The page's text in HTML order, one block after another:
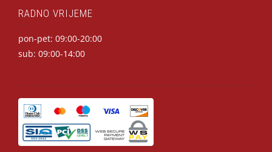
RADNO VRIJEME
pon-pet: 09:00-20:00
sub: 09:00-14:00